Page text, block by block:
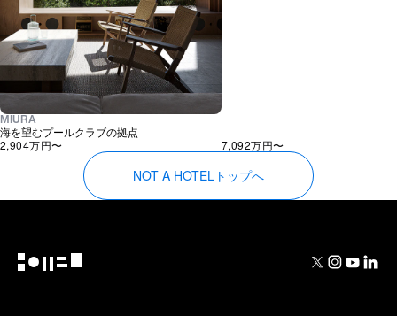
MIURA
海を望むプールクラブの拠点
2,904万円〜 7,092万円〜
NOT A HOTELトップへ